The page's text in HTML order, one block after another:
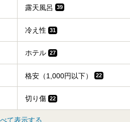
露天風呂 39
冷え性 31
ホテル 27
格安（1,000円以下） 22
切り傷 22
て表示する